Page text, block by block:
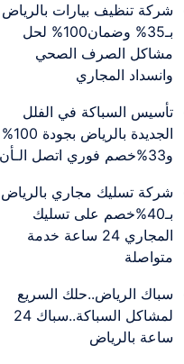
شركة تنظيف بيارات بالرياض
بـ35% وضمان100% لحل
مشاكل الصرف الصحي
وانسداد المجاري
تأسيس السباكة في الفلل
الجديدة بالرياض بجودة 100%
و33%خصم فوري اتصل الـأن
شركة تسليك مجاري بالرياض
بـ40%خصم على تسليك
المجاري 24 ساعة خدمة
متواصلة
سباك الرياض..حلك السريع
لمشاكل السباكة..سباك 24
ساعة بالرياض